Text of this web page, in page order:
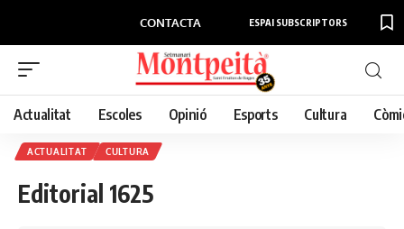
CONTACTA ESPAI SUBSCRIPTORS
Actualitat Escoles Opinió Esports Cultura
ACTUALITAT CULTURA
Editorial 1625